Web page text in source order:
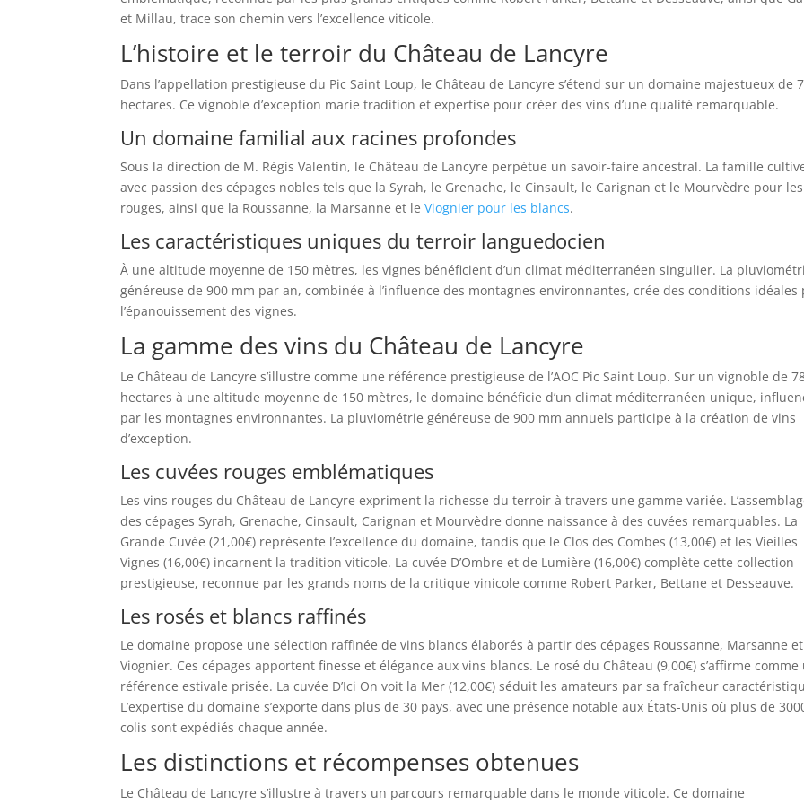
et Millau, trace son chemin vers l’excellence viticole.
L’histoire et le terroir du Château de Lancyre
Dans l’appellation prestigieuse du Pic Saint Loup, le Château de Lancyre s’étend sur un domaine majestueux de
hectares. Ce vignoble d’exception marie tradition et expertise pour créer des vins d’une qualité remarquable.
Un domaine familial aux racines profondes
Sous la direction de M. Régis Valentin, le Château de Lancyre perpétue un savoir-faire ancestral. La famille
avec passion des cépages nobles tels que la Syrah, le Grenache, le Cinsault, le Carignan et le Mourvèdre pour les
rouges, ainsi que la Roussanne, la Marsanne et leViognier pour les blancs.
Les caractéristiques uniques du terroir languedocien
À une altitude moyenne de 150 mètres, les vignes bénéficient d’un climat méditerranéen singulier. La
généreuse de 900 mm par an, combinée à l’influence des montagnes environnantes, crée des conditions idéales
l’épanouissement des vignes.
La gamme des vins du Château de Lancyre
Le Château de Lancyre s’illustre comme une référence prestigieuse de l’AOC Pic Saint Loup. Sur un vignoble de
hectares à une altitude moyenne de 150 mètres, le domaine bénéficie d’un climat méditerranéen unique,
par les montagnes environnantes. La pluviométrie généreuse de 900 mm annuels participe à la création de vins
d’exception.
Les cuvées rouges emblématiques
Les vins rouges du Château de Lancyre expriment la richesse du terroir à travers une gamme variée.
des cépages Syrah, Grenache, Cinsault, Carignan et Mourvèdre donne naissance à des cuvées remarquables. La
Grande Cuvée (21,00€) représente l’excellence du domaine, tandis que le Clos des Combes (13,00€) et les Vieilles
Vignes (16,00€) incarnent la tradition viticole. La cuvée D’Ombre et de Lumière (16,00€) complète cette collection
prestigieuse, reconnue par les grands noms de la critique vinicole comme Robert Parker, Bettane et Desseauve.
Les rosés et blancs raffinés
Le domaine propose une sélection raffinée de vins blancs élaborés à partir des cépages Roussanne, Marsanne et
Viognier. Ces cépages apportent finesse et élégance aux vins blancs. Le rosé du Château (9,00€) s’affirme comme
référence estivale prisée. La cuvée D’Ici On voit la Mer (12,00€) séduit les amateurs par sa fraîcheur
L’expertise du domaine s’exporte dans plus de 30 pays, avec une présence notable aux États-Unis où plus de
colis sont expédiés chaque année.
Les distinctions et récompenses obtenues
Le Château de Lancyre s’illustre à travers un parcours remarquable dans le monde viticole. Ce domaine